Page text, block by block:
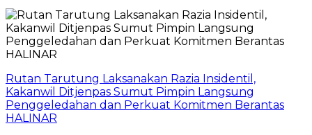
Rutan Tarutung Laksanakan Razia Insidentil,
Kakanwil Ditjenpas Sumut Pimpin Langsung
Penggeledahan dan Perkuat Komitmen Berantas
HALINAR